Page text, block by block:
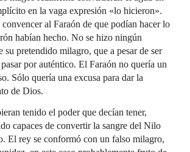
en la vaga expresión «lo hicieron».
convencer al Faraón de que podían hacer lo
habían hecho. No se hizo ningún
su pretendido milagro, que a pesar de ser
por auténtico. El Faraón no quería un
Sólo quería una excusa para dar la
de Dios.
tenido el poder que decían tener,
capaces de convertir la sangre del Nilo
El rey se conformó con un falso milagro,